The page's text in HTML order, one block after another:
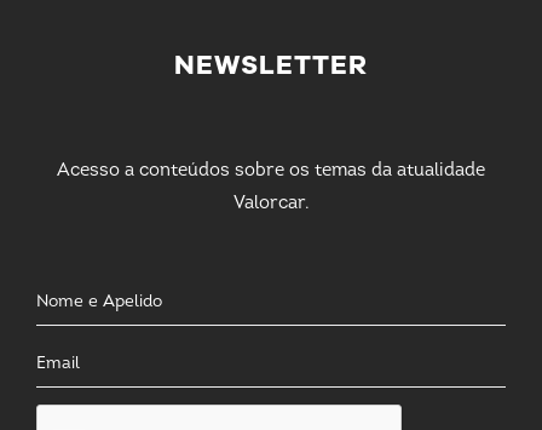
NEWSLETTER
Acesso a conteúdos sobre os temas da atualidade
Valorcar.